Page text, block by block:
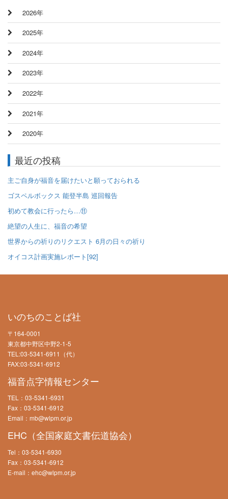
2026年
2025年
2024年
2023年
2022年
2021年
2020年
最近の投稿
主ご自身が福音を届けたいと願っておられる
ゴスペルボックス 能登半島 巡回報告
初めて教会に行ったら…⑪
絶望の人生に、福音の希望
世界からの祈りのリクエスト 6月の日々の祈り
オイコス計画実施レポート[92]
いのちのことば社
〒164-0001
東京都中野区中野2-1-5
TEL:03-5341-6911（代）
FAX:03-5341-6912
福音点字情報センター
TEL：03-5341-6931
Fax：03-5341-6912
Email：mb@wlpm.or.jp
EHC（全国家庭文書伝道協会）
Tel：03-5341-6930
Fax：03-5341-6912
E-mail：ehc@wlpm.or.jp